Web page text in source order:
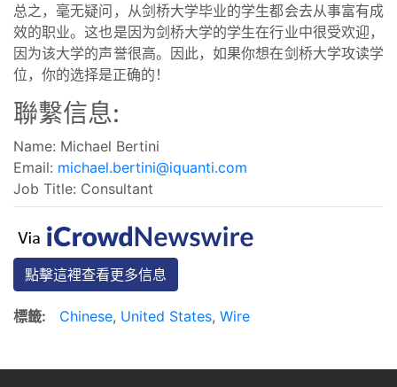
总之，毫无疑问，从剑桥大学毕业的学生都会去从事富有成
效的职业。这也是因为剑桥大学的学生在行业中很受欢迎，
因为该大学的声誉很高。因此，如果你想在剑桥大学攻读学
位，你的选择是正确的！
聯繫信息:
Name: Michael Bertini
Email: michael.bertini@iquanti.com
Job Title: Consultant
點擊這裡查看更多信息
標籤: Chinese, United States, Wire